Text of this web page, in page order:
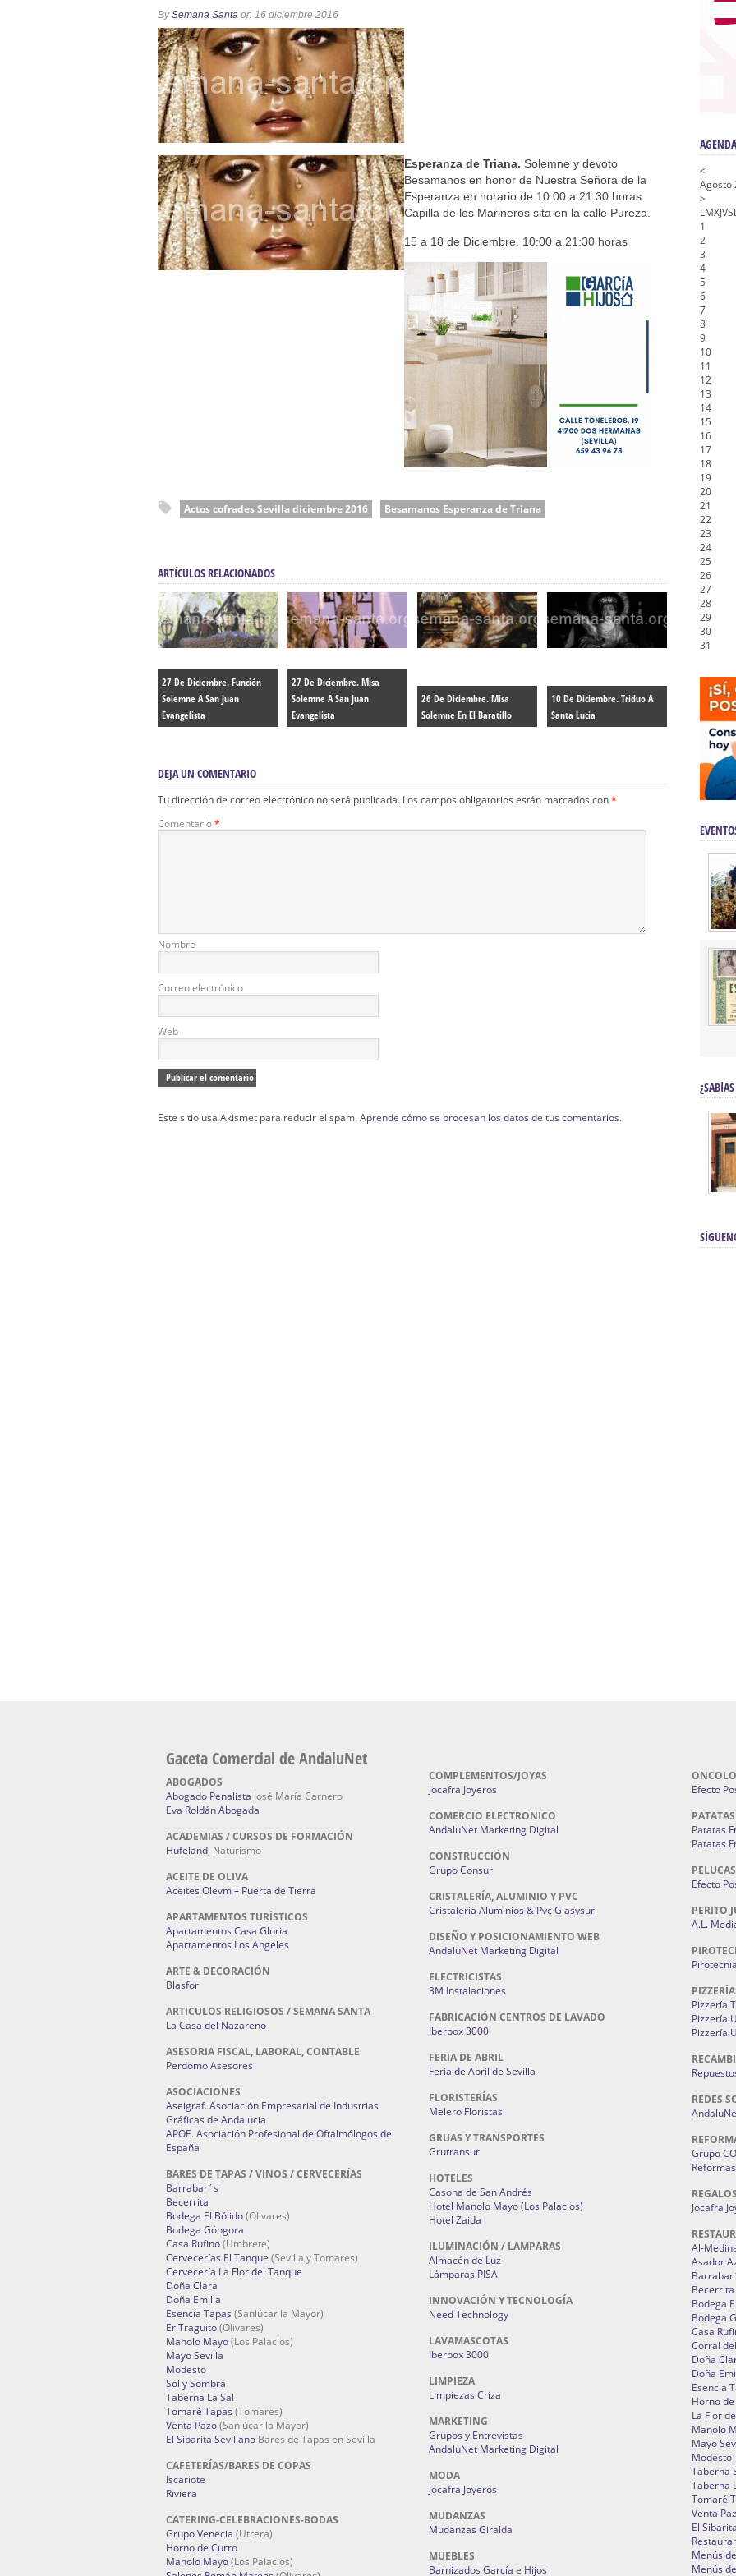
Besapié y Besamano en la Quinta Angustia
Gitanos: Besamanos del Señor de la Salud
Besamanos del Señor de la Divina Misericordia, Vía Crucis y Traslado – Siete Palabras
Solemne y devoto Besapiés en honor de Nuestro Padre Jesús de la Pasión
BySemana Santa on 16 diciembre 2016
Esperanza de Triana. Solemne y devoto
Besamanos en honor de Nuestra Señora de la
Esperanza en horario de 10:00 a 21:30 horas.
Capilla de los Marineros sita en la calle Pureza.
15 a 18 de Diciembre. 10:00 a 21:30 horas
Actos cofrades Sevilla diciembre 2016 Besamanos Esperanza de Triana
ARTÍCULOS RELACIONADOS
27 De Diciembre. Función
Solemne A San Juan
Evangelista
27 De Diciembre. Misa
Solemne A San Juan
Evangelista
26 De Diciembre. Misa
Solemne En El Baratillo
10 De Diciembre. Triduo A
Santa Lucia
DEJA UN COMENTARIO
Tu dirección de correo electrónico no será publicada. Los campos obligatorios están marcados con*
Comentario*
Nombre
Correo electrónico
Web
Este sitio usa Akismet para reducir el spam.Aprende cómo se procesan los datos de tus comentarios.
<
Agosto
>
LMXJVS
1
2
3
4
5
6
7
8
9
10
11
12
13
14
15
16
17
18
19
20
21
22
23
24
25
26
27
28
29
30
31
Gaceta Comercial de AndaluNet
ABOGADOS
Abogado Penalista José María Carnero
Eva Roldán Abogada
ACADEMIAS / CURSOS DE FORMACIÓN
Hufeland, Naturismo
ACEITE DE OLIVA
Aceites Olevm – Puerta de Tierra
APARTAMENTOS TURÍSTICOS
Apartamentos Casa Gloria
Apartamentos Los Angeles
ARTE & DECORACIÓN
Blasfor
ARTICULOS RELIGIOSOS / SEMANA SANTA
La Casa del Nazareno
ASESORIA FISCAL, LABORAL, CONTABLE
Perdomo Asesores
ASOCIACIONES
Aseigraf. Asociación Empresarial de Industrias
Gráficas de Andalucía
APOE. Asociación Profesional de Oftalmólogos de
España
BARES DE TAPAS / VINOS / CERVECERÍAS
Barrabar´s
Becerrita
Bodega El Bólido(Olivares)
Bodega Góngora
Casa Rufino(Umbrete)
Cervecerías El Tanque (Sevilla y Tomares)
Cervecería La Flor del Tanque
Doña Clara
Doña Emilia
Esencia Tapas (Sanlúcar la Mayor)
Er Traguito(Olivares)
Manolo Mayo(Los Palacios)
Mayo Sevilla
Modesto
Sol y Sombra
Taberna La Sal
Tomaré Tapas (Tomares)
Venta Pazo(Sanlúcar la Mayor)
El Sibarita Sevillano Bares de Tapas en Sevilla
CAFETERÍAS/BARES DE COPAS
Iscariote
Riviera
CATERING-CELEBRACIONES-BODAS
Grupo Venecia (Utrera)
Horno de Curro
Manolo Mayo(Los Palacios)
COMPLEMENTOS/JOYAS
Jocafra Joyeros
COMERCIO ELECTRONICO
AndaluNet Marketing Digital
CONSTRUCCIÓN
Grupo Consur
CRISTALERÍA, ALUMINIO Y PVC
Cristaleria Aluminios & Pvc Glasysur
DISEÑO Y POSICIONAMIENTO WEB
AndaluNet Marketing Digital
ELECTRICISTAS
3M Instalaciones
FABRICACIÓN CENTROS DE LAVADO
Iberbox 3000
FERIA DE ABRIL
Feria de Abril de Sevilla
FLORISTERÍAS
Melero Floristas
GRUAS Y TRANSPORTES
Grutransur
HOTELES
Casona de San Andrés
Hotel Manolo Mayo (Los Palacios)
Hotel Zaida
ILUMINACIÓN / LAMPARAS
Almacén de Luz
Lámparas PISA
INNOVACIÓN Y TECNOLOGÍA
Need Technology
LAVAMASCOTAS
Iberbox 3000
LIMPIEZA
Limpiezas Criza
MARKETING
Grupos y Entrevistas
AndaluNet Marketing Digital
MODA
Jocafra Joyeros
MUDANZAS
Mudanzas Giralda
MUEBLES
Barnizados García e Hijos
Efecto
Patatas
Patatas
PELUCAS
Efecto
PERITO
A.L.
Pizzería
Pizzería
Pizzería
REDES
Grupo
Jocafra
Al-
Asador
Becerrita
Bodega
Bodega
Casa
Corral
Doña
Doña
Esencia
Horno
La Flor
Manolo
Mayo
Modesto
Taberna
Taberna
Tomaré
Venta
El
Menús
Menús